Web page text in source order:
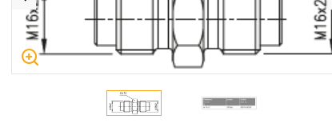
+48 536 202
+48 609 877